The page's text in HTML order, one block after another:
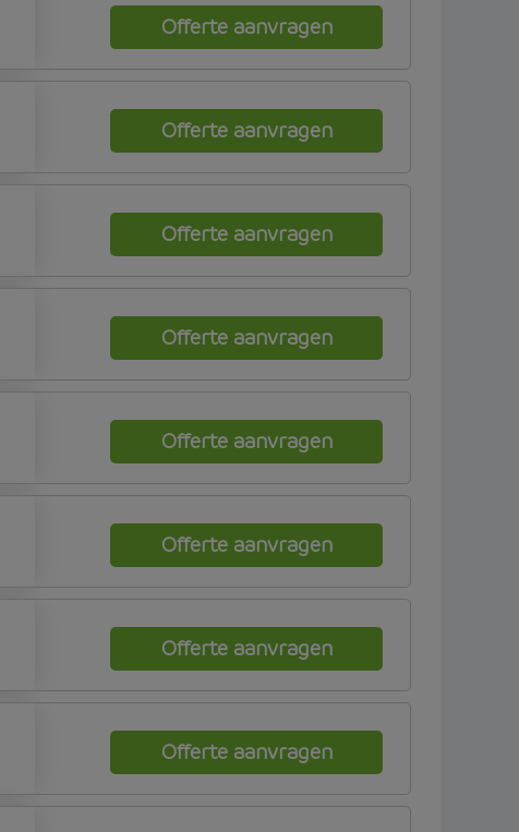
Offerte aanvragen
Offerte aanvragen
Offerte aanvragen
Offerte aanvragen
Offerte aanvragen
Offerte aanvragen
Offerte aanvragen
Offerte aanvragen